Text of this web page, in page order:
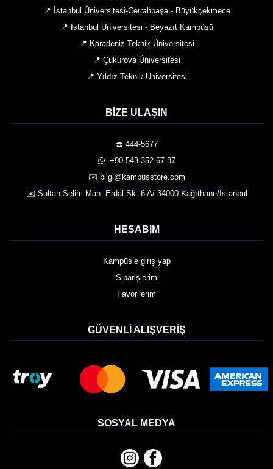
📍 İstanbul Üniversitesi-Cerrahpaşa - Büyükçekmece
📍 İstanbul Üniversitesi - Beyazıt Kampüsü
📍 Karadeniz Teknik Üniversitesi
📍 Çukurova Üniversitesi
📍 Yıldız Teknik Üniversitesi
BIZE ULAŞIN
☎️ 444-5677
️ +90 543 352 67 87
✉️ bilgi@kampusstore.com
✉️ Sultan Selim Mah. Erdal Sk. 6 A/ 34000 Kağıthane/İstanbul
HESABIM
Kampüs’e giriş yap
Siparişlerim
Favorilerim
GÜVENLI ALIŞVERIŞ
SOSYAL MEDYA